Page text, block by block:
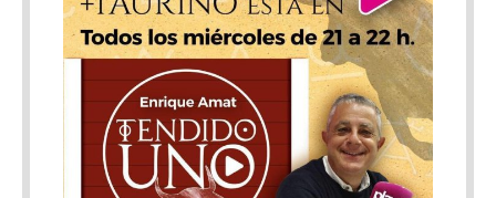
por la empresa Tauromanagement colaboración con la
Diputación de Castellón y el Ayuntamiento de Benassal.